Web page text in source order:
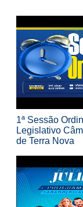
1ª Sessão
Legislativo
de Terra Nova